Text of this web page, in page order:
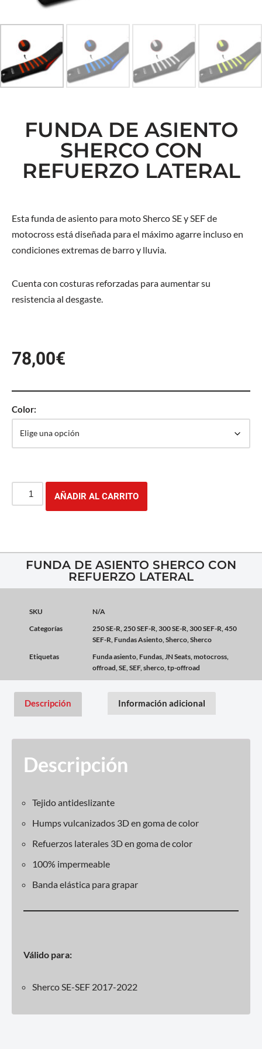
FUNDA DE ASIENTO
SHERCO CON
REFUERZO LATERAL
Esta funda de asiento para moto Sherco SE y SEF de
motocross está diseñada para el máximo agarre incluso en
condiciones extremas de barro y lluvia.
Cuenta con costuras reforzadas para aumentar su
resistencia al desgaste.
78,00€
Color:
AÑADIR AL CARRITO
FUNDA DE ASIENTO SHERCO CON
REFUERZO LATERAL
SKU
N/A
Categorías
250 SE-R 250 SEF-R 300 SE-R 300 SEF-R 450
SEF-R Fundas Asiento Sherco Sherco
Etiquetas
Funda asiento Fundas JN Seats motocross
offroad SE SEF, sherco tp-offroad
Descripción Información adicional
Descripción
Tejido antideslizante
Humps vulcanizados 3D en goma de color
Refuerzos laterales 3D en goma de color
100% impermeable
Banda elástica para grapar
Válido para:
Sherco SE-SEF 2017-2022